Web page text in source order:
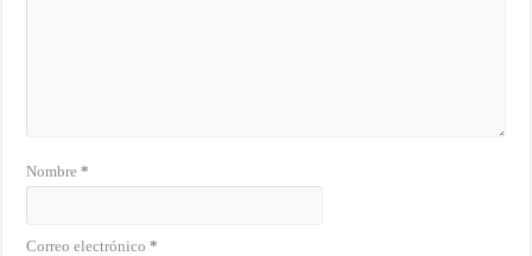
Nombre*
Correo electrónico*